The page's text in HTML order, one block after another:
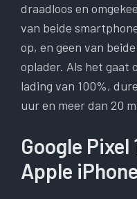
draadloos en
van beide
op, en geen van
oplader. Als het gaat
lading van 100%,
uur en meer dan 20
Google Pixel
Apple